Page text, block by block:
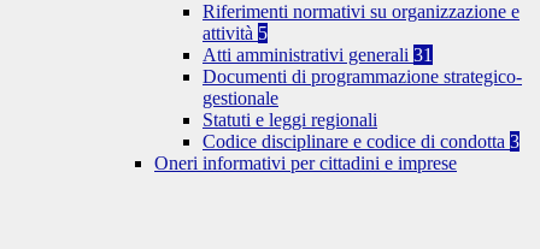
Riferimenti normativi su organizzazione e
attività 5
Atti amministrativi generali 31
Documenti di programmazione strategico-
gestionale
Statuti e leggi regionali
Codice disciplinare e codice di condotta 3
Oneri informativi per cittadini e imprese